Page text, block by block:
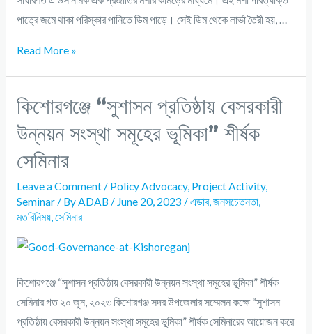
পাত্রে জমে থাকা পরিস্কার পানিতে ডিম পাড়ে। সেই ডিম থেকে লার্ভা তৈরী হয়, …
Read More »
কিশোরগঞ্জে “সুশাসন প্রতিষ্ঠায় বেসরকারী
উন্নয়ন সংস্থা সমূহের ভূমিকা” শীর্ষক
সেমিনার
Leave a Comment/ Policy Advocacy, Project Activity,
Seminar/ ByADAB / June 20, 2023 /এডাব,জনসচেতনতা,
মতবিনিময়,সেমিনার
কিশোরগঞ্জে “সুশাসন প্রতিষ্ঠায় বেসরকারী উন্নয়ন সংস্থা সমূহের ভূমিকা” শীর্ষক
সেমিনার গত ২০ জুন, ২০২৩ কিশোরগঞ্জ সদর উপজেলার সম্মেলন কক্ষে “সুশাসন
প্রতিষ্ঠায় বেসরকারী উন্নয়ন সংস্থা সমূহের ভূমিকা” শীর্ষক সেমিনারের আয়োজন করে